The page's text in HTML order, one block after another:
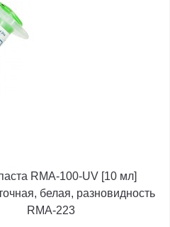
RMA-100-UV [10 мл]
белая, разновидность
RMA-223